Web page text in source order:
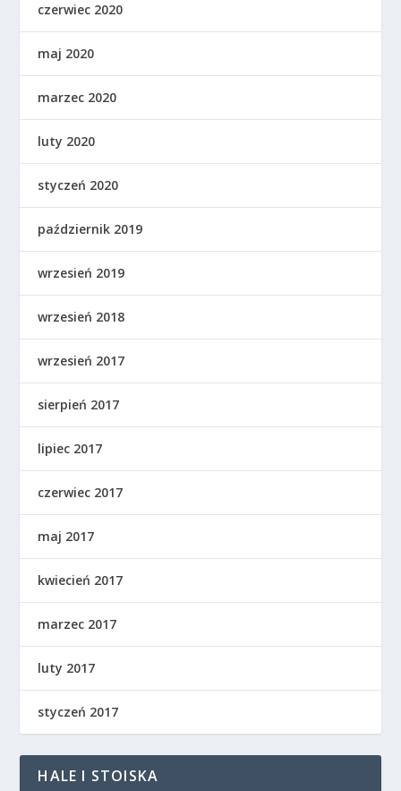
czerwiec 2020
maj 2020
marzec 2020
luty 2020
styczeń 2020
październik 2019
wrzesień 2019
wrzesień 2018
wrzesień 2017
sierpień 2017
lipiec 2017
czerwiec 2017
maj 2017
kwiecień 2017
marzec 2017
luty 2017
styczeń 2017
HALE I STOISKA